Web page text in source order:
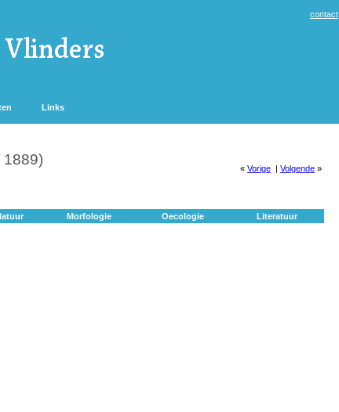
contact
Links
1889)
« Vorige | Volgende »
Morfologie Oecologie Literatuur